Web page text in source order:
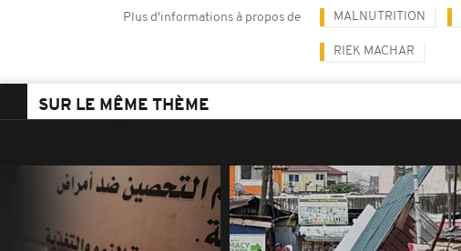
Plus d'informations à propos de MALNUTRITION
RIEK MACHAR
SUR LE MÊME THÈME